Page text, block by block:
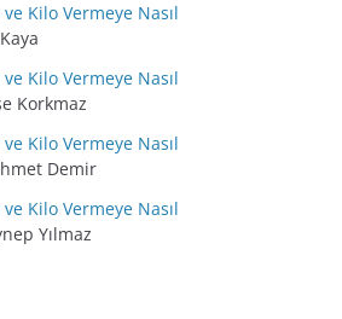
Kilo Vermeye Nasıl
Kilo Vermeye Nasıl
Korkmaz
Kilo Vermeye Nasıl
Demir
Kilo Vermeye Nasıl
Yılmaz